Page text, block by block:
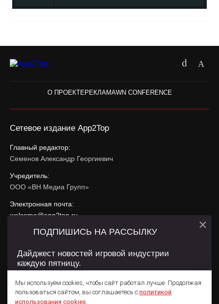
О ПРОЕКТЕРЕКЛАМАWN CONFERENCE
Сетевое издание App2Top
Главный редактор:
Семенов Александр Георгиевич
Учредитель:
ООО «ВН Медиа Групп»
Электронная почта:
welcome@app2top.ru
При использовании материалов активная ссылка на
Сайт использует IP адреса, cookie, данные геолокации
использования содержатся вПолитике конфиденциальностии
Пользовательском соглашении .
Мы используем cookies, чтобы сайт работал лучше. Продолжая
пользоваться сайтом, вы соглашаетесь с политикой
использования cookies.
ПОДПИШИСЬ НА РАССЫЛКУ
Дайджест новостей игровой индустрии
каждую пятницу.
×